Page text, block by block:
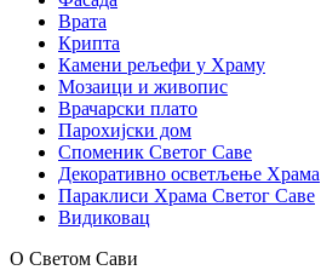
Врата
Крипта
Камени рељефи у Храму
Мозаици и живопис
Врачарски плато
Парохијски дом
Споменик Светог Саве
Декоративно осветљење Храма
Параклиси Храма Светог Саве
Видиковац
О Светом Сави